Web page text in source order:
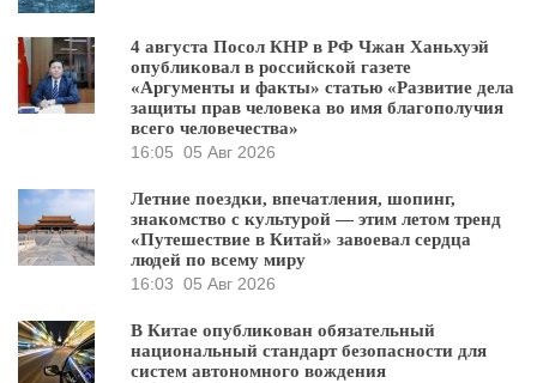
4 августа Посол КНР в РФ Чжан Ханьхуэй
опубликовал в российской газете
«Аргументы и факты» статью «Развитие дела
защиты прав человека во имя благополучия
всего человечества»
16:05 05 Авг 2026
Летние поездки, впечатления, шопинг,
знакомство с культурой — этим летом тренд
«Путешествие в Китай» завоевал сердца
людей по всему миру
16:03 05 Авг 2026
В Китае опубликован обязательный
национальный стандарт безопасности для
систем автономного вождения